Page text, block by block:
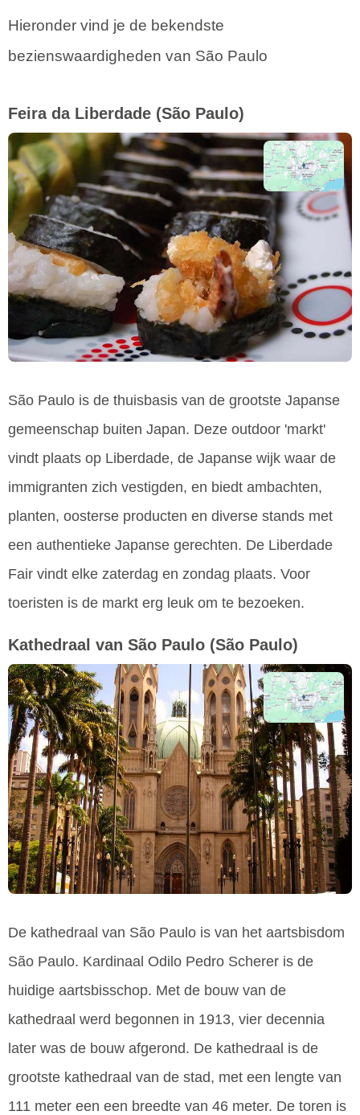
Hieronder vind je de bekendste
bezienswaardigheden van São Paulo
Feira da Liberdade (São Paulo)
São Paulo is de thuisbasis van de grootste Japanse
gemeenschap buiten Japan. Deze outdoor 'markt'
vindt plaats op Liberdade, de Japanse wijk waar de
immigranten zich vestigden, en biedt ambachten,
planten, oosterse producten en diverse stands met
een authentieke Japanse gerechten. De Liberdade
Fair vindt elke zaterdag en zondag plaats. Voor
toeristen is de markt erg leuk om te bezoeken.
Kathedraal van São Paulo (São Paulo)
De kathedraal van São Paulo is van het aartsbisdom
São Paulo. Kardinaal Odilo Pedro Scherer is de
huidige aartsbisschop. Met de bouw van de
kathedraal werd begonnen in 1913, vier decennia
later was de bouw afgerond. De kathedraal is de
grootste kathedraal van de stad, met een lengte van
111 meter een een breedte van 46 meter. De toren is